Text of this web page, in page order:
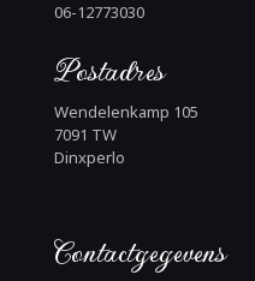
06-12773030
Postadres
Wendelenkamp 105
7091 TW
Dinxperlo
Contactgegevens